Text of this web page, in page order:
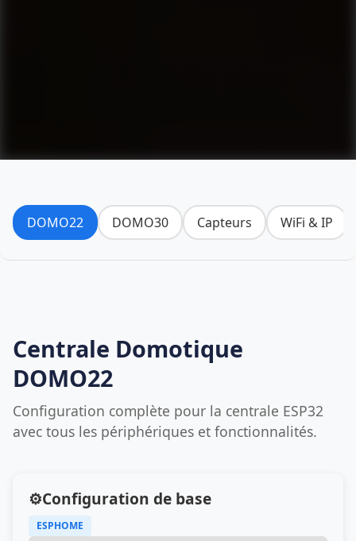
DOMO22 DOMO30 Capteurs WiFi & IP
Centrale Domotique
DOMO22
Configuration complète pour la centrale ESP32
avec tous les périphériques et fonctionnalités.
⚙️Configuration de base
ESPHOME